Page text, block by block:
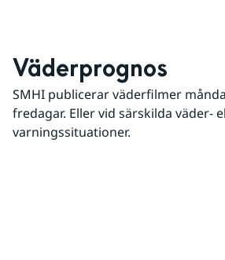
Väderprognos
SMHI publicerar väderfilmer
fredagar. Eller vid särskilda väder-
varningssituationer.